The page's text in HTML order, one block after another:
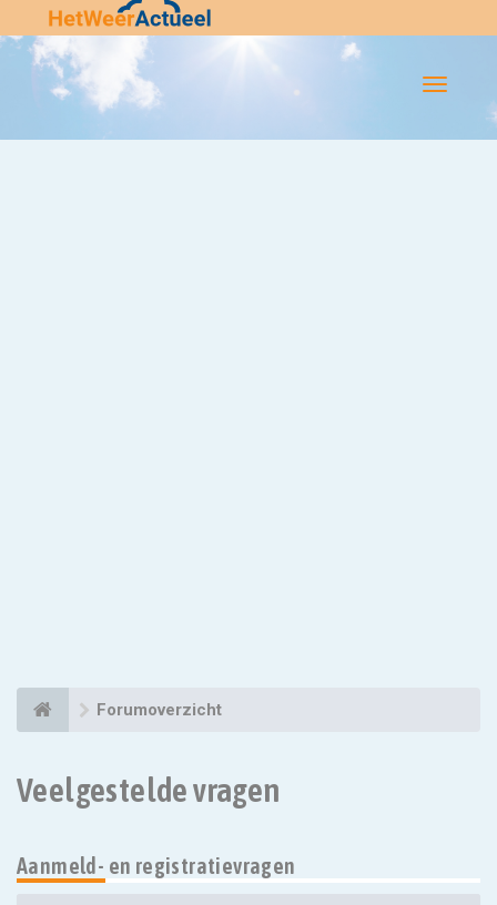
Flip-
Forumoverzicht
Veelgestelde vragen
Aanmeld- en registratievragen